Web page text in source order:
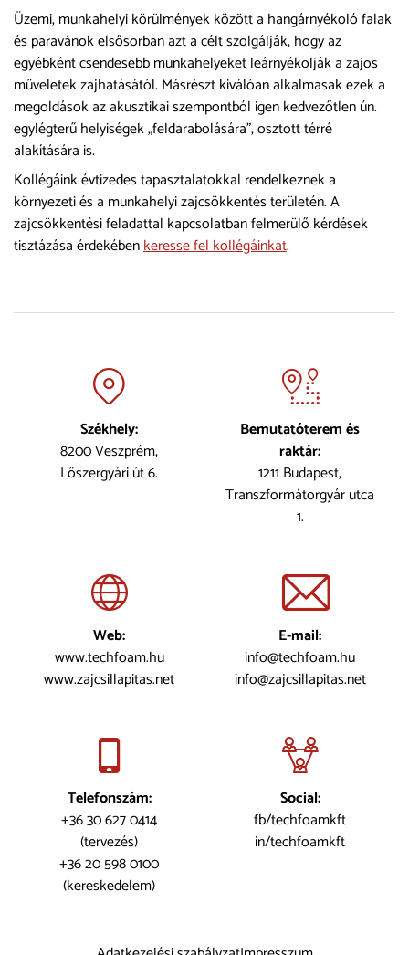
Üzemi, munkahelyi körülmények között a hangárnyékoló falak
és paravánok elsősorban azt a célt szolgálják, hogy az
egyébként csendesebb munkahelyeket leárnyékolják a zajos
műveletek zajhatásától. Másrészt kiválóan alkalmasak ezek a
megoldások az akusztikai szempontból igen kedvezőtlen ún.
egylégterű helyiségek „feldarabolására”, osztott térré
alakítására is.
Kollégáink évtizedes tapasztalatokkal rendelkeznek a
környezeti és a munkahelyi zajcsökkentés területén. A
zajcsökkentési feladattal kapcsolatban felmerülő kérdések
tisztázása érdekébenkeresse fel kollégáinkat.
Székhely:
8200 Veszprém,
Lőszergyári út 6.
Bemutatóterem és
raktár:
1211 Budapest,
Transzformátorgyár utca
1.
Web:
www.techfoam.hu
www.zajcsillapitas.net
E-mail:
info@techfoam.hu
info@zajcsillapitas.net
Telefonszám:
+36 30 627 0414
(tervezés)
+36 20 598 0100
(kereskedelem)
Social:
fb/techfoamkft
in/techfoamkft